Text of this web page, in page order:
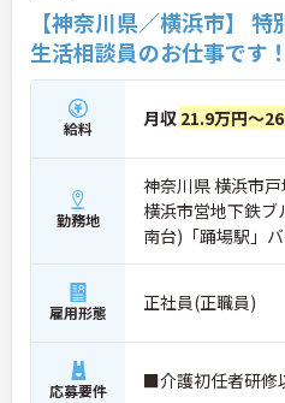
【神奈川県／横浜市】
生活相談員のお仕事です！
給料 月収 21.9万円～
勤務地
神奈川県 横浜市
横浜市営地下鉄ブ
南台)「踊場駅」
雇用形態 正社員(正職員)
応募要件 ■介護初任者研修